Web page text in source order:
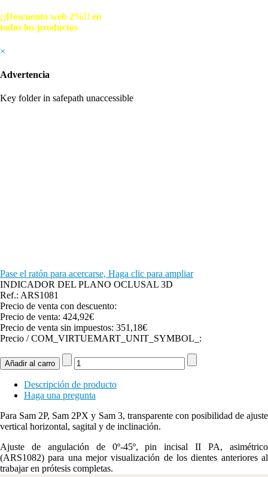
¡¡Descuento web 2%!! en
todos los productos
© Free
×
Advertencia
Key folder in safepath unaccessible
Pase el ratón para acercarse, Haga clic para ampliar
INDICADOR DEL PLANO OCLUSAL 3D
Ref.: ARS1081
Precio de venta con descuento:
Precio de venta: 424,92€
Precio de venta sin impuestos: 351,18€
Precio / COM_VIRTUEMART_UNIT_SYMBOL_:
Descripción de producto
Haga una pregunta
Para Sam 2P, Sam 2PX y Sam 3, transparente con posibilidad de ajuste
vertical horizontal, sagital y de inclinación.
Ajuste de angulación de 0º-45º, pin incisal II PA, asimétrico
(ARS1082) para una mejor visualización de los dientes anteriores al
trabajar en prótesis completas.